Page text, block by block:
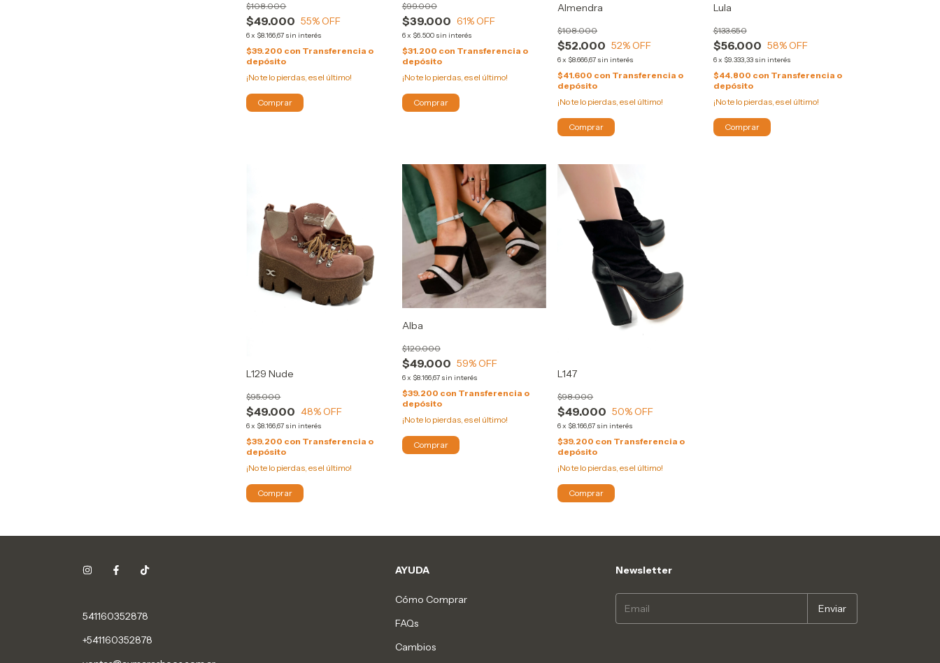
$49.000
$108.000
55% OFF
6x $8.166,67 sin interés
$39.200 con Transferencia o
depósito
¡No te lo pierdas, es el último!
Comprar
$39.000
$99.000
61% OFF
6x $6.500 sin interés
$31.200 con Transferencia o
depósito
¡No te lo pierdas, es el último!
Comprar
Almendra
$52.000
$108.000
52% OFF
6x $8.666,67 sin interés
$41.600 con Transferencia o
depósito
¡No te lo pierdas, es el último!
Comprar
Lula
$56.000
$133.650
58% OFF
6x $9.333,33 sin interés
$44.800 con Transferencia o
depósito
¡No te lo pierdas, es el último!
Comprar
L129 Nude
$49.000
$95.000
48% OFF
6x $8.166,67 sin interés
$39.200 con Transferencia o
depósito
¡No te lo pierdas, es el último!
Comprar
Alba
$49.000
$120.000
59% OFF
6x $8.166,67 sin interés
$39.200 con Transferencia o
depósito
¡No te lo pierdas, es el último!
Comprar
L147
$49.000
$98.000
50% OFF
6x $8.166,67 sin interés
$39.200 con Transferencia o
depósito
¡No te lo pierdas, es el último!
Comprar
541160352878
+541160352878
AYUDA
Cómo Comprar
FAQs
Cambios
Newsletter